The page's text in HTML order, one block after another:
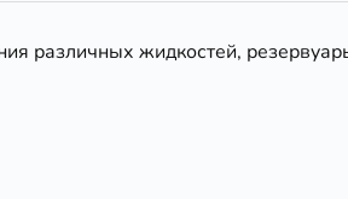
различных жидкостей,